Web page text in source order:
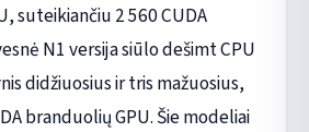
suteikiančiu 2 560 CUDA
N1 versija siūlo dešimt CPU
didžiuosius ir tris mažuosius,
branduolių GPU. Šie modeliai